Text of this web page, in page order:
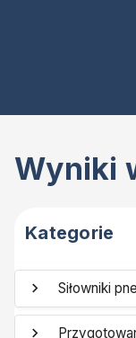
Wyniki
Kategorie
Siłowniki